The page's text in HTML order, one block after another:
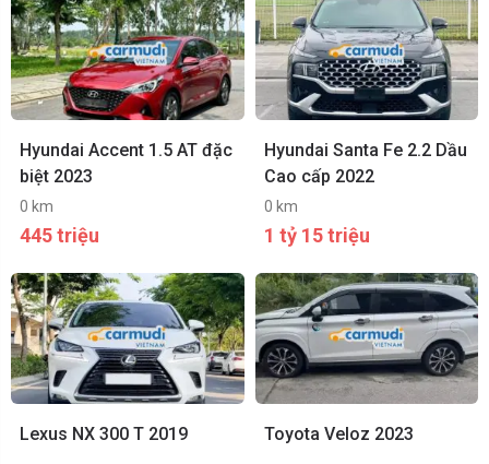
Hyundai Accent 1.5 AT đặc
biệt 2023
0 km
445 triệu
Hyundai Santa Fe 2.2 Dầu
Cao cấp 2022
0 km
1 tỷ 15 triệu
Lexus NX 300 T 2019 Toyota Veloz 2023